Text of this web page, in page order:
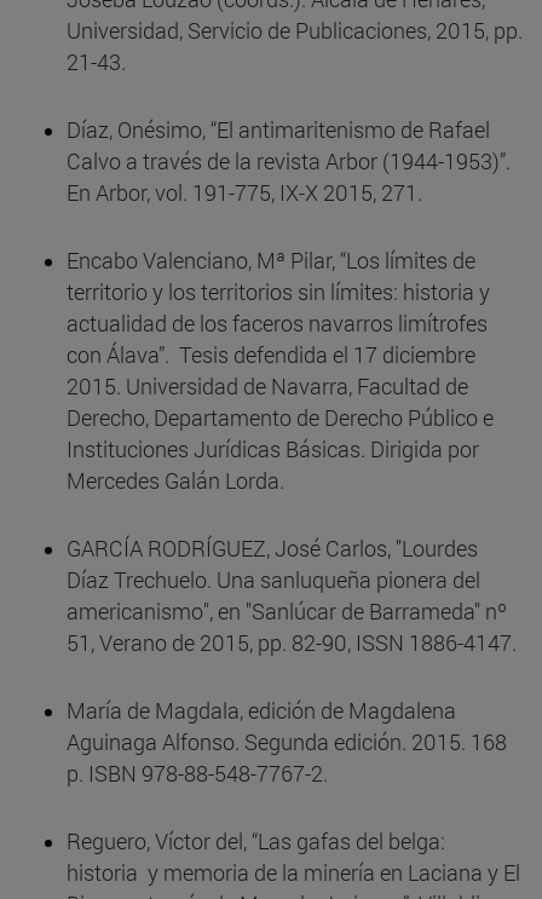
Universidad, Servicio de Publicaciones, 2015, pp.
21-43.
Díaz, Onésimo, “El antimaritenismo de Rafael
Calvo a través de la revista Arbor (1944-1953)”.
En Arbor, vol. 191-775, IX-X 2015, 271.
Encabo Valenciano, Mª Pilar, “Los límites de
territorio y los territorios sin límites: historia y
actualidad de los faceros navarros limítrofes
con Álava”. Tesis defendida el 17 diciembre
2015. Universidad de Navarra, Facultad de
Derecho, Departamento de Derecho Público e
Instituciones Jurídicas Básicas. Dirigida por
Mercedes Galán Lorda.
GARCÍA RODRÍGUEZ, José Carlos, "Lourdes
Díaz Trechuelo. Una sanluqueña pionera del
americanismo", en "Sanlúcar de Barrameda" nº
51, Verano de 2015, pp. 82-90, ISSN 1886-4147.
María de Magdala, edición de Magdalena
Aguinaga Alfonso. Segunda edición. 2015. 168
p. ISBN 978-88-548-7767-2.
Reguero, Víctor del, “Las gafas del belga:
historia y memoria de la minería en Laciana y El